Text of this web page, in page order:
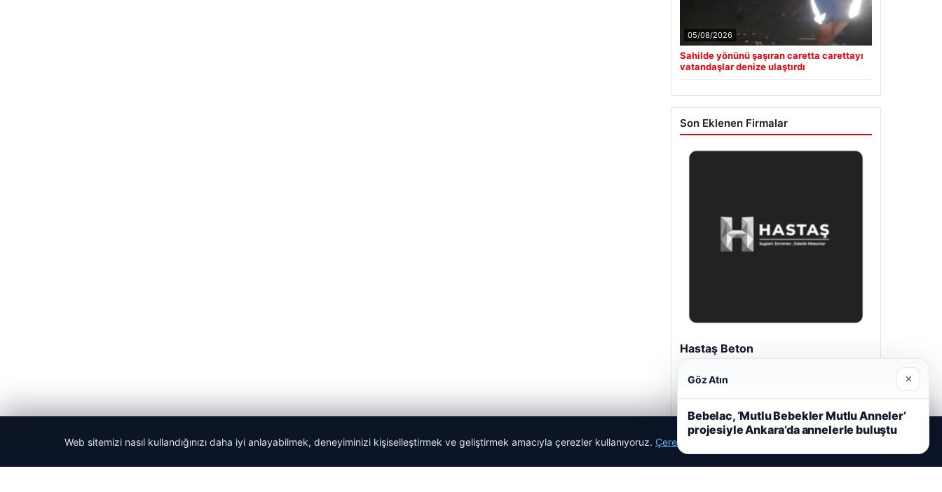
05/08/2026
Sahilde yönünü şaşıran caretta carettayı
vatandaşlar denize ulaştırdı
Son Eklenen Firmalar
Hastaş Beton
Web sitemizi nasıl kullandığınızı daha iyi anlayabilmek, deneyiminizi kişiselleştirmek ve geliştirmek amacıyla çerezler kullanıyoruz. Çerez Politikamız
Göz Atın ×
Bebelac, ‘Mutlu Bebekler Mutlu Anneler’
projesiyle Ankara’da annelerle buluştu